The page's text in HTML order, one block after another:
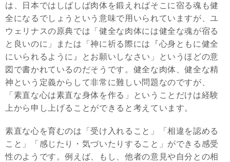
は、日本ではしばしば肉体を鍛えればそこに宿る魂も健
全になるでしょうという意味で用いられていますが、ユ
ウェリナスの原典では「健全な肉体には健全な魂が宿る
と良いのに」または「神に祈る際には『心身ともに健全
にいられるように』とお願いしなさい」というほどの意
図で書かれているのだそうです。健全な肉体、健全な精
神という定義からして非常に難しい問題なのですが、
「素直な心は素直な身体を作る」ということだけは経験
上から申し上げることができると考えています。
素直な心を育むのは「受け入れること」「相違を認める
こと」「感じたり・気づいたりすること」ができる感受
性のようです。例えば、もし、他者の意見や自分との相